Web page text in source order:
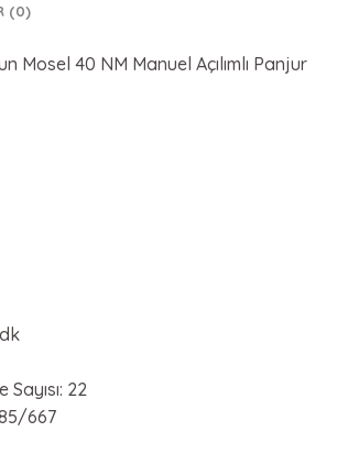
(0)
Mosel 40 NM Manuel Açılımlı Panjur
22
667